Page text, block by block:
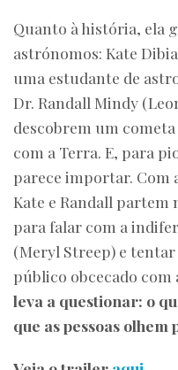
Quanto à história, ela
astrónomos: Kate
uma estudante de
Dr. Randall Mindy
descobrem um
com a Terra. E, para
parece importar. Com
Kate e Randall partem
para falar com a
(Meryl Streep) e
público obcecado com
leva a questionar: o
que as pessoas olhem